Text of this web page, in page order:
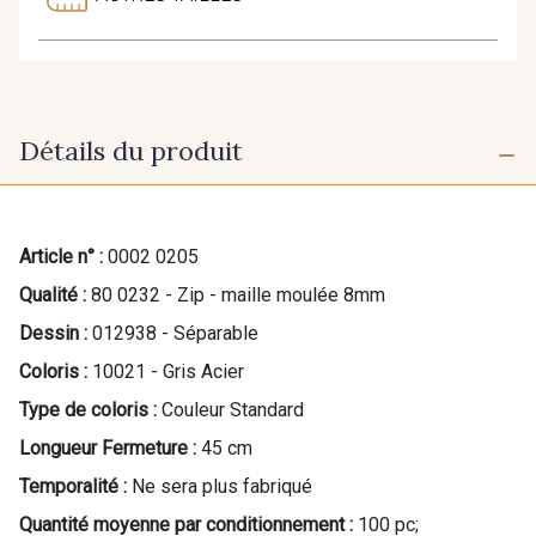
Détails du produit
Article n° : 0002 0205
Qualité : 80 0232 - Zip - maille moulée 8mm
Dessin : 012938 - Séparable
Coloris : 10021 - Gris Acier
Type de coloris : Couleur Standard
Longueur Fermeture : 45 cm
Temporalité : Ne sera plus fabriqué
Quantité moyenne par conditionnement : 100 pc;